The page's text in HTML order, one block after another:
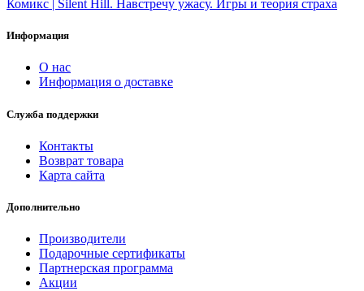
Комикс | Silent Hill. Навстречу ужасу. Игры и теория страха
Информация
О нас
Информация о доставке
Служба поддержки
Контакты
Возврат товара
Карта сайта
Дополнительно
Производители
Подарочные сертификаты
Партнерская программа
Акции